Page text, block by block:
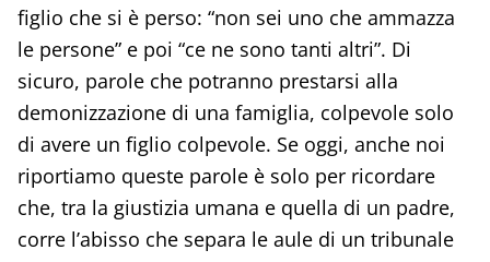
figlio che si è perso: “non sei uno che ammazza
le persone” e poi “ce ne sono tanti altri”. Di
sicuro, parole che potranno prestarsi alla
demonizzazione di una famiglia, colpevole solo
di avere un figlio colpevole. Se oggi, anche noi
riportiamo queste parole è solo per ricordare
che, tra la giustizia umana e quella di un padre,
corre l’abisso che separa le aule di un tribunale